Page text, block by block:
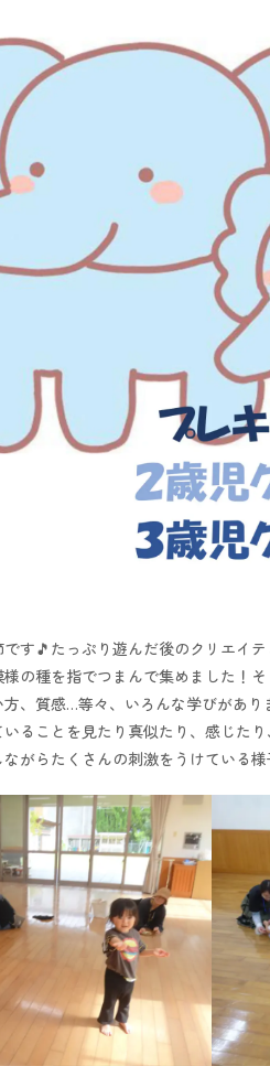
す🎵たっぷり遊んだ後のクリエイ
の種を指でつまんで集めました！
、質感…等々、いろんな学びがあ
ることを見たり真似たり、感じた
がらたくさんの刺激をうけている